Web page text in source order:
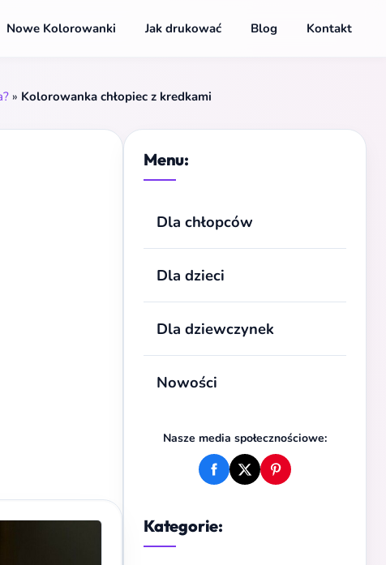
Nowe Kolorowanki Jak drukować Blog Kontakt
» Kolorowanka chłopiec z kredkami
Menu:
Dla chłopców
Dla dzieci
Dla dziewczynek
Nowości
Nasze media społecznościowe:
Kategorie: